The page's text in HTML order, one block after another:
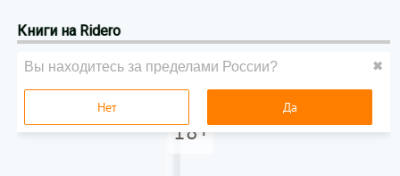
Книги на Ridero